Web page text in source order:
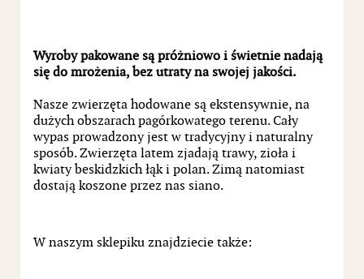
Wyroby pakowane są próżniowo i świetnie nadają
się do mrożenia, bez utraty na swojej jakości.
Nasze zwierzęta hodowane są ekstensywnie, na
dużych obszarach pagórkowatego terenu. Cały
wypas prowadzony jest w tradycyjny i naturalny
sposób. Zwierzęta latem zjadają trawy, zioła i
kwiaty beskidzkich łąk i polan. Zimą natomiast
dostają koszone przez nas siano.
W naszym sklepiku znajdziecie także: